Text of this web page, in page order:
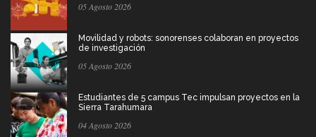
05 Agosto 2026
Movilidad y robots: sonorenses colaboran en proyectos
de investigación
05 Agosto 2026
Estudiantes de 5 campus Tec impulsan proyectos en la
Sierra Tarahumara
04 Agosto 2026